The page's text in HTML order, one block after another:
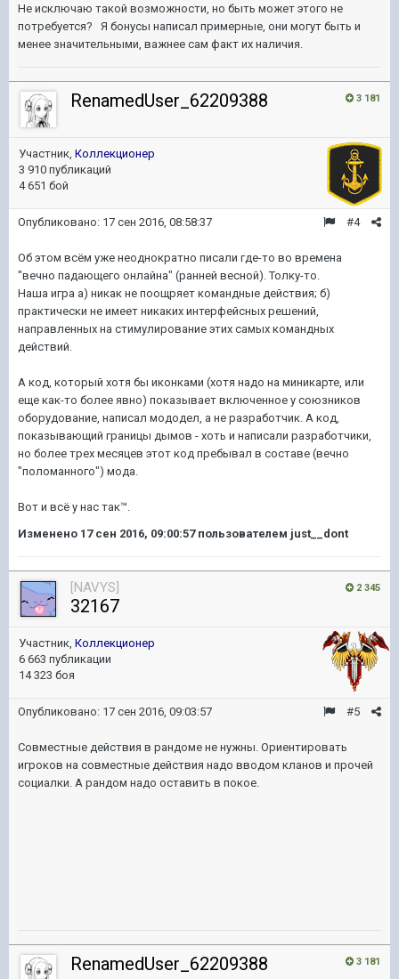
Не исключаю такой возможности, но быть может этого не
потребуется? Я бонусы написал примерные, они могут быть и
менее значительными, важнее сам факт их наличия.
3 181
RenamedUser_62209388
Участник, Коллекционер
3 910 публикаций
4 651 бой
#4
Опубликовано: 17 сен 2016, 08:58:37
Об этом всём уже неоднократно писали где-то во времена
"вечно падающего онлайна" (ранней весной). Толку-то.
Наша игра а) никак не поощряет командные действия; б)
практически не имеет никаких интерфейсных решений,
направленных на стимулирование этих самых командных
действий.
А код, который хотя бы иконками (хотя надо на миникарте, или
еще как-то более явно) показывает включенное у союзников
оборудование, написал мододел, а не разработчик. А код,
показывающий границы дымов - хоть и написали разработчики,
но более трех месяцев этот код пребывал в составе (вечно
"поломанного") мода.
Вот и всё у нас так™.
Изменено 17 сен 2016, 09:00:57пользователем just__dont
2 345
[NAVYS]
32167
Участник, Коллекционер
6 663 публикации
14 323 боя
#5
Опубликовано: 17 сен 2016, 09:03:57
Совместные действия в рандоме не нужны. Ориентировать
игроков на совместные действия надо вводом кланов и прочей
социалки. А рандом надо оставить в покое.
3 181
RenamedUser_62209388